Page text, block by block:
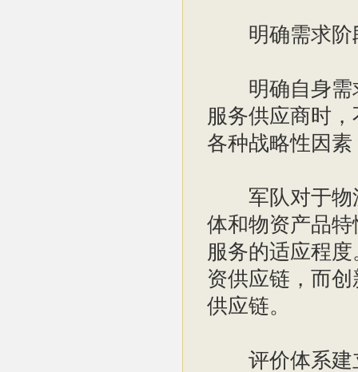
明确需求阶
明确自身需求
服务供应商时
各种战略性因
军队对于物流
体和物资产品
服务的适应程
资供应链，而
供应链。
评价体系建